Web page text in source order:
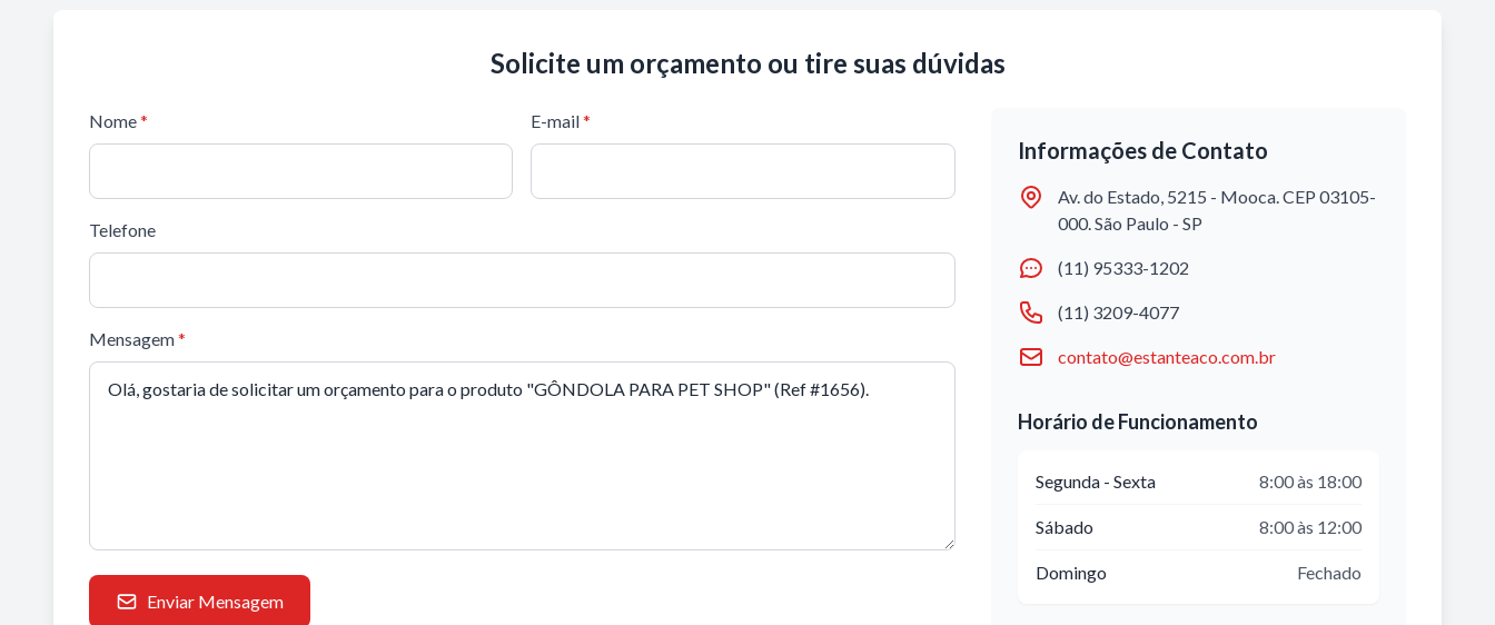
Solicite um orçamento ou tire suas dúvidas
Nome* E-mail*
Telefone
Mensagem*
Enviar Mensagem
Informações de Contato
Av. do Estado, 5215 - Mooca. CEP 03105-
000. São Paulo - SP
(11) 95333-1202
(11) 3209-4077
contato@estanteaco.com.br
Horário de Funcionamento
Segunda - Sexta 8:00 às 18:00
Sábado 8:00 às 12:00
Domingo Fechado